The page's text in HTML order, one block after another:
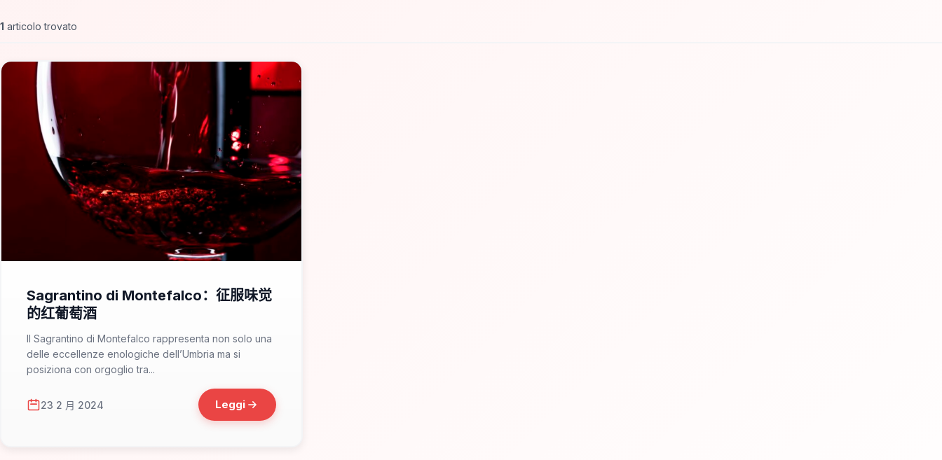
1 articolo trovato
Sagrantino di Montefalco：征服味觉
的红葡萄酒
Il Sagrantino di Montefalco rappresenta non solo una
delle eccellenze enologiche dell’Umbria ma si
posiziona con orgoglio tra...
23 2 月 2024 Leggi